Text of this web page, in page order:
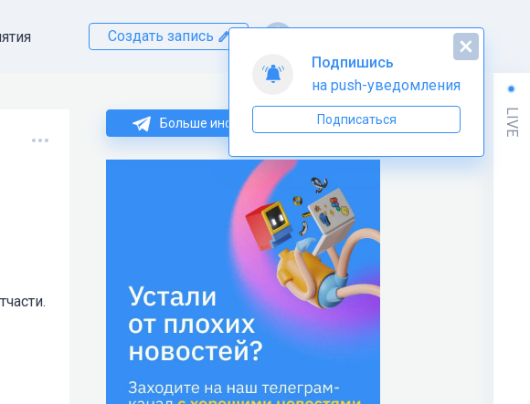
Создать запись
Больше информации по C++ тут LIVE
Подпишись
на push-уведомления
Подписаться